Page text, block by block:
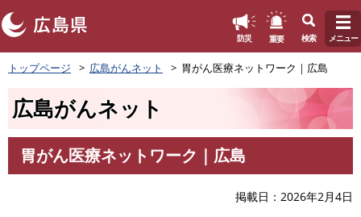
ペ
ー
頭
す
防災 重要 検索 メニュー
トップページ 広島がんネット 胃がん医療ネットワーク｜広島
広島がんネット
文
胃がん医療ネットワーク｜広島
掲載日 2026年2月4日